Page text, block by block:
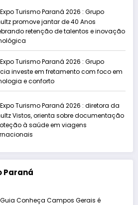
Expo Turismo Paraná 2026 : Grupo
promove jantar de 40 Anos
retenção de talentos e inovação
Expo Turismo Paraná 2026 : Grupo
investe em fretamento com foco em
e conforto
Expo Turismo Paraná 2026 : diretora da
Vistos, orienta sobre documentação
à saúde em viagens
Paraná
Guia Conheça Campos Gerais é